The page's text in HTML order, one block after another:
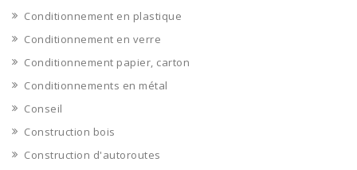
Conditionnement en plastique
Conditionnement en verre
Conditionnement papier, carton
Conditionnements en métal
Conseil
Construction bois
Construction d'autoroutes